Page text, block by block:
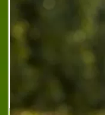
URL: